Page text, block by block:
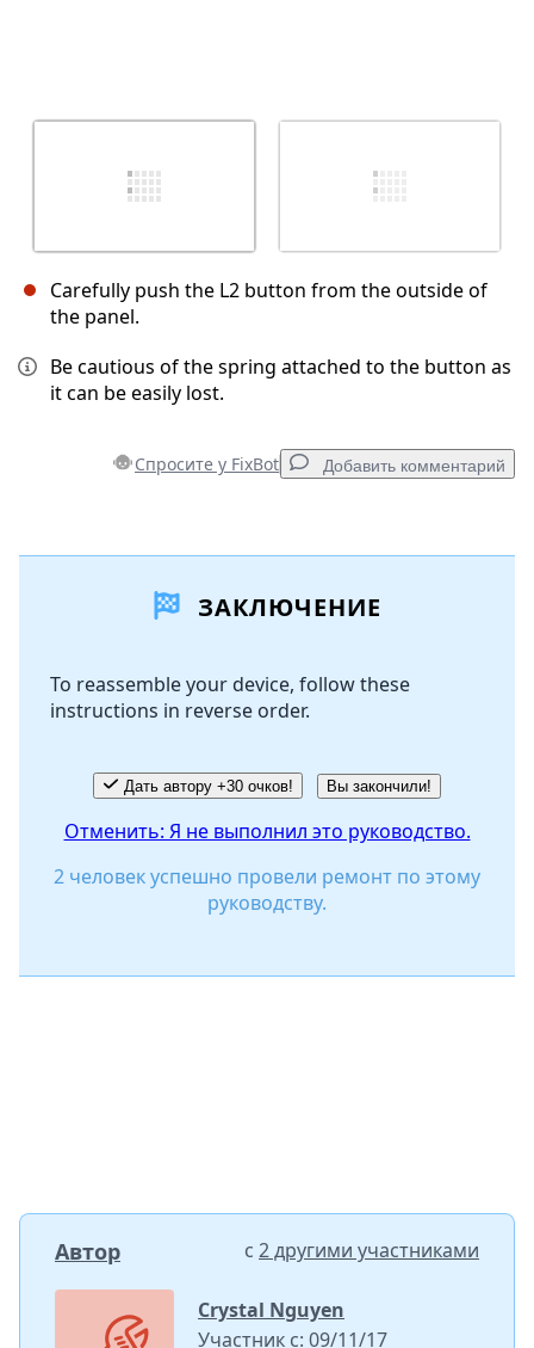
Carefully push the L2 button from the outside of
the panel.
Be cautious of the spring attached to the button as
it can be easily lost.
Спросите у FixBot Добавить комментарий
Добавить комментарий
Отмена Оставить комментарий
ЗАКЛЮЧЕНИЕ
To reassemble your device, follow these
instructions in reverse order.
Дать автору +30 очков! Вы закончили!
Отменить: Я не выполнил это руководство.
2 человек успешно провели ремонт по этому
руководству.
Автор с 2 другими участниками
Crystal Nguyen
Участник с: 09/11/17